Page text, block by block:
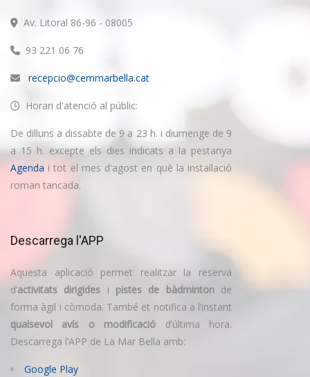
Av. Litoral 86-96 - 08005
93 221 06 76
recepcio@cemmarbella.cat
Horari d'atenció al públic:
De dilluns a dissabte de 9 a 23 h. i diumenge de 9
a 15 h. excepte els dies indicats a la pestanya
Agenda i tot el mes d'agost en què la instal·lació
roman tancada.
Descarrega l'APP
Aquesta aplicació permet realitzar la reserva
d’activitats dirigides i pistes de bàdmintonde
forma àgil i còmoda. També et notifica a l’instant
qualsevol avís o modificació d’última hora.
Descarrega l’APP de La Mar Bella amb:
Google Play